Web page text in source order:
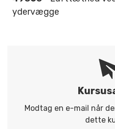
ydervægge
Modtag en e-mail når
dette